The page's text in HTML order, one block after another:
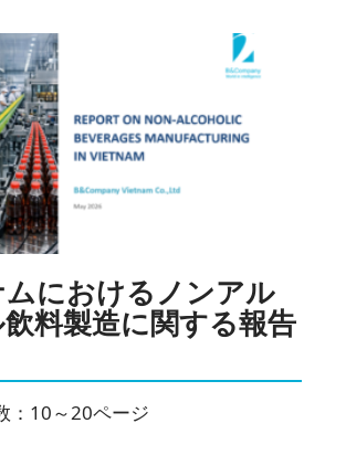
におけるノンアル
料製造に関する報告
：10～20ページ
を購読する